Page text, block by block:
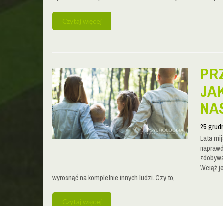
Czytaj więcej
25
Lata
Wciąż
wyrosnąć na kompletnie innych ludzi. Czy to,
Czytaj więcej